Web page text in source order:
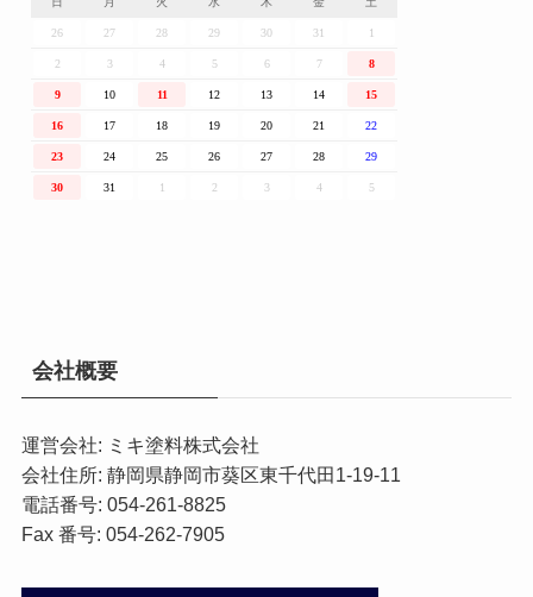
会社概要
運営会社: ミキ塗料株式会社
会社住所: 静岡県静岡市葵区東千代田1-19-11
電話番号: 054-261-8825
Fax 番号: 054-262-7905